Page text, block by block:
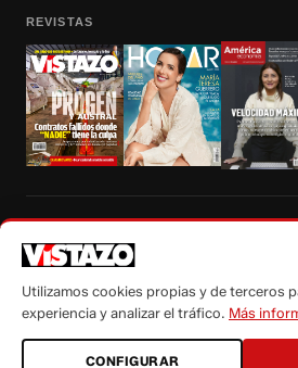
REVISTAS
autorización escrita de su titular, de todos los
Utilizamos cookies propias y de terceros
experiencia y analizar el tráfico. Más
CONFIGURAR